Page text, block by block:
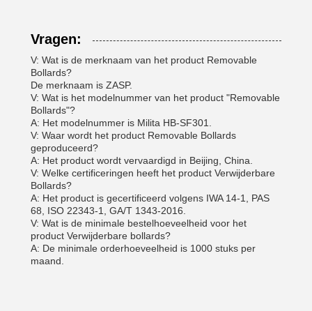
Vragen:
V: Wat is de merknaam van het product Removable
Bollards?
De merknaam is ZASP.
V: Wat is het modelnummer van het product "Removable
Bollards"?
A: Het modelnummer is Milita HB-SF301.
V: Waar wordt het product Removable Bollards
geproduceerd?
A: Het product wordt vervaardigd in Beijing, China.
V: Welke certificeringen heeft het product Verwijderbare
Bollards?
A: Het product is gecertificeerd volgens IWA 14-1, PAS
68, ISO 22343-1, GA/T 1343-2016.
V: Wat is de minimale bestelhoeveelheid voor het
product Verwijderbare bollards?
A: De minimale orderhoeveelheid is 1000 stuks per
maand.